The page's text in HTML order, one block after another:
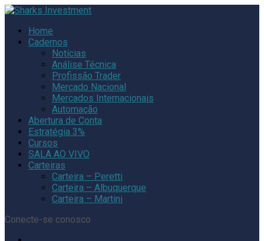
Home
Cadernos
Notícias
Análise Técnica
Profissão Trader
Mercado Nacional
Mercados Internacionais
Automação
Abertura de Conta
Estratégia 3%
Cursos
SALA AO VIVO
Carteiras
Carteira – Peretti
Carteira – Albuquerque
Carteira – Martini
Conecte-se conosco